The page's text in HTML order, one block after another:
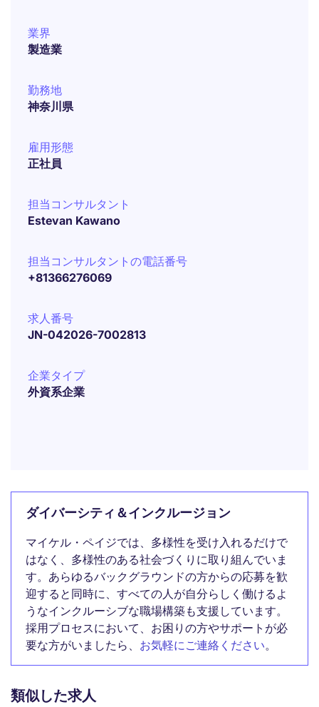
業界
製造業
勤務地
神奈川県
雇用形態
正社員
担当コンサルタント
Estevan Kawano
担当コンサルタントの電話番号
+81366276069
求人番号
JN-042026-7002813
企業タイプ
外資系企業
ダイバーシティ＆インクルージョン
マイケル・ペイジでは、多様性を受け入れるだけで
はなく、多様性のある社会づくりに取り組んでいま
す。あらゆるバックグラウンドの方からの応募を歓
迎すると同時に、すべての人が自分らしく働けるよ
うなインクルーシブな職場構築も支援しています。
採用プロセスにおいて、お困りの方やサポートが必
要な方がいましたら、 お気軽にご連絡ください。
類似した求人